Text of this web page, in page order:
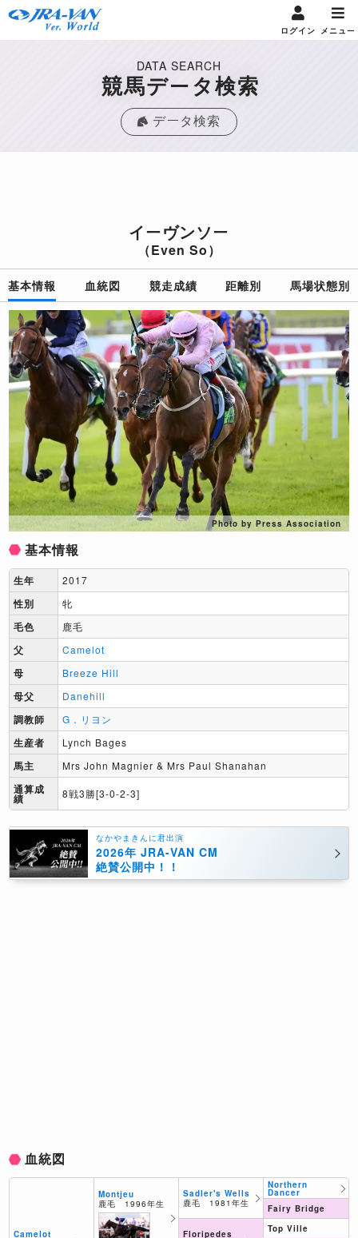
ログイン メニュー
DATA SEARCH
競馬データ検索
データ検索
イーヴンソー
（Even So）
基本情報 血統図 競走成績 距離別 馬場状態別
Photo by Press Association
基本情報
生年 2017
性別 牝
毛色 鹿毛
父 Camelot
母 Breeze Hill
母父 Danehill
調教師 G．リヨン
生産者 Lynch Bages
馬主 Mrs John Magnier & Mrs Paul Shanahan
通算成
績 8戦3勝[3-0-2-3]
なかやまきんに君出演
2026年 JRA-VAN CM
絶賛公開中！！
血統図
Camelot
Montjeu
鹿毛 1996年生
Sadler's Wells
鹿毛 1981年生
Floripedes
Northern
Dancer
Fairy Bridge
Top Ville